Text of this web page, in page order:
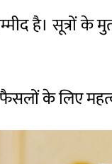
है। सूत्रों के
के लिए